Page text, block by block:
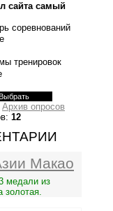
сайта самый
соревнований
тренировок
Архив опросов
12
Макао
медали из
золотая.